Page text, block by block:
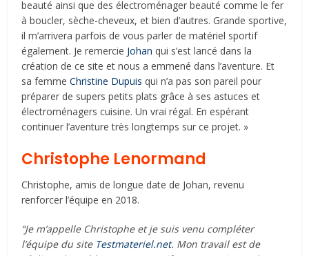
beauté ainsi que des électroménager beauté comme le fer
à boucler, sèche-cheveux, et bien d’autres. Grande sportive,
il m’arrivera parfois de vous parler de matériel sportif
également. Je remercie Johan qui s’est lancé dans la
création de ce site et nous a emmené dans l’aventure. Et
sa femmeChristine Dupuis qui n’a pas son pareil pour
préparer de supers petits plats grâce à ses astuces et
électroménagers cuisine. Un vrai régal. En espérant
continuer l’aventure très longtemps sur ce projet. »
Christophe Lenormand
Christophe, amis de longue date de Johan, revenu
renforcer l’équipe en 2018.
“Je m’appelle Christophe et je suis venu compléter
l’équipe du site Testmateriel.net. Mon travail est de